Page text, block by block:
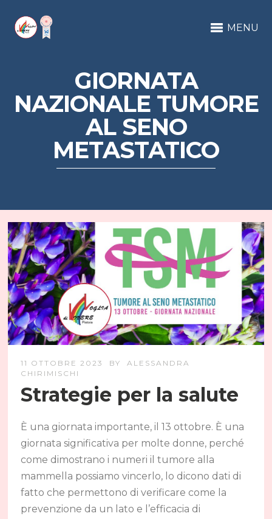
MENU
GIORNATA
NAZIONALE TUMORE
AL SENO
METASTATICO
11 OTTOBRE 2023 BY
ALESSANDRA
CHIRIMISCHI
Strategie per la salute
È una giornata importante, il 13 ottobre. È una
giornata significativa per molte donne, perché
come dimostrano i numeri il tumore alla
mammella possiamo vincerlo, lo dicono dati di
fatto che permettono di verificare come la
prevenzione da un lato e l’efficacia di